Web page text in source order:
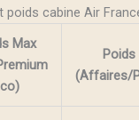
cabine Air
Max
Poids
(Affaires/